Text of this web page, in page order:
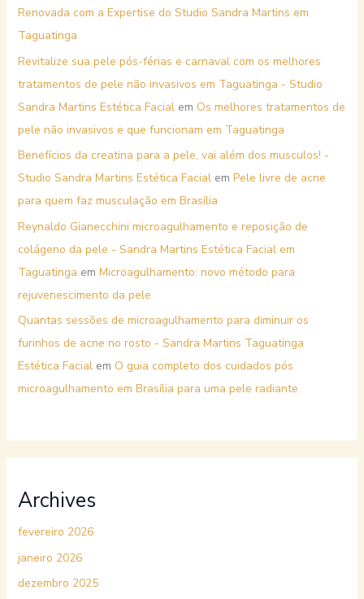
Renovada com a Expertise do Studio Sandra Martins em
Taguatinga
Revitalize sua pele pós-férias e carnaval com os melhores
tratamentos de pele não invasivos em Taguatinga - Studio
Sandra Martins Estética Facialem Os melhores tratamentos de
pele não invasivos e que funcionam em Taguatinga
Benefícios da creatina para a pele, vai além dos musculos! -
Studio Sandra Martins Estética Facialem Pele livre de acne
para quem faz musculação em Brasília
Reynaldo Gianecchini microagulhamento e reposição de
colágeno da pele - Sandra Martins Estética Facial em
Taguatinga em Microagulhamento: novo método para
rejuvenescimento da pele
Quantas sessões de microagulhamento para diminuir os
furinhos de acne no rosto - Sandra Martins Taguatinga
Estética Facialem O guia completo dos cuidados pós
microagulhamento em Brasília para uma pele radiante
Archives
fevereiro 2026
janeiro 2026
dezembro 2025